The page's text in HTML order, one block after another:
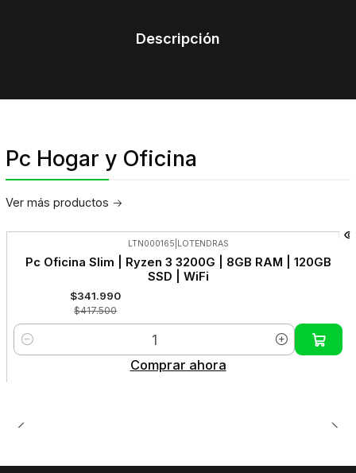
Descripción
Pc Hogar y Oficina
Ver más productos
-18%
OFF
LTN000165 LOTENDRAS
Pc Oficina Slim | Ryzen 3 3200G | 8GB RAM | 120GB
SSD | WiFi
$341.990
$417.500
Cantidad
Comprar ahora